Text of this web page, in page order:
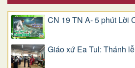
CN 19 TN A- 5 phút Lời
Giáo xứ Ea Tul: Thánh